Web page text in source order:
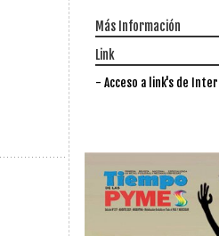
Más Información
Link
- Acceso a link's de